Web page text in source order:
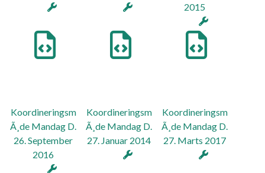
2015
Koordineringsm
Ã¸de Mandag D.
26. September
2016
Koordineringsm
Ã¸de Mandag D.
27. Januar 2014
Koordineringsm
Ã¸de Mandag D.
27. Marts 2017